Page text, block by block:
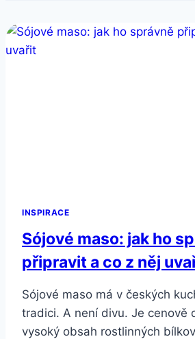
INSPIRACE
Sójové maso: jak ho
připravit a co z něj
Sójové maso má v českých
tradici. A není divu. Je cenově
vysoký obsah rostlinných